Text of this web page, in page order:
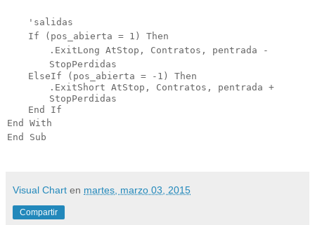
'salidas
If (pos_abierta = 1) Then
.ExitLong AtStop, Contratos, pentrada -
StopPerdidas
ElseIf (pos_abierta = -1) Then
.ExitShort AtStop, Contratos, pentrada +
StopPerdidas
End If
End With
End Sub
Visual Chart en martes, marzo 03, 2015
Compartir